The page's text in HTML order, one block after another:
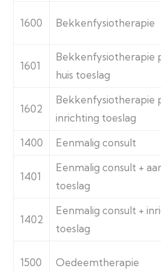
1600 Bekkenfysiotherapie
1601
Bekkenfysiotherapie
huis toeslag
1602
Bekkenfysiotherapie
inrichting toeslag
1400 Eenmalig consult
1401
Eenmalig consult +
toeslag
1402
Eenmalig consult +
toeslag
1500 Oedeemtherapie